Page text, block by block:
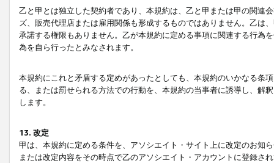
乙と甲とは独立した契約者であり、本規約は、乙と甲または甲の関連
ズ、販売代理店または雇用関係も形成するものではありません。乙は
承諾する権限もありません。乙が本規約に定める事項に関連する行為
為を自ら行ったとみなされます。
本規約にこれと矛盾する定めがあったとしても、本規約のいかなる条
る、または罰せられる方法での行動を、本規約の当事者に誘導し、解
します。
13. 改定
甲は、本規約に定める条件を、アソシエイト・サイト上に改定のお知
または改定内容をその時点で乙のアソシエイト・アカウントに登録さ